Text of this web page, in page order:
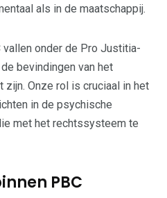
als in de maatschappij.
vallen onder de Pro Justitia-
bevindingen van het
Onze rol is cruciaal in het
in de psychische
met het rechtssysteem te
PBC